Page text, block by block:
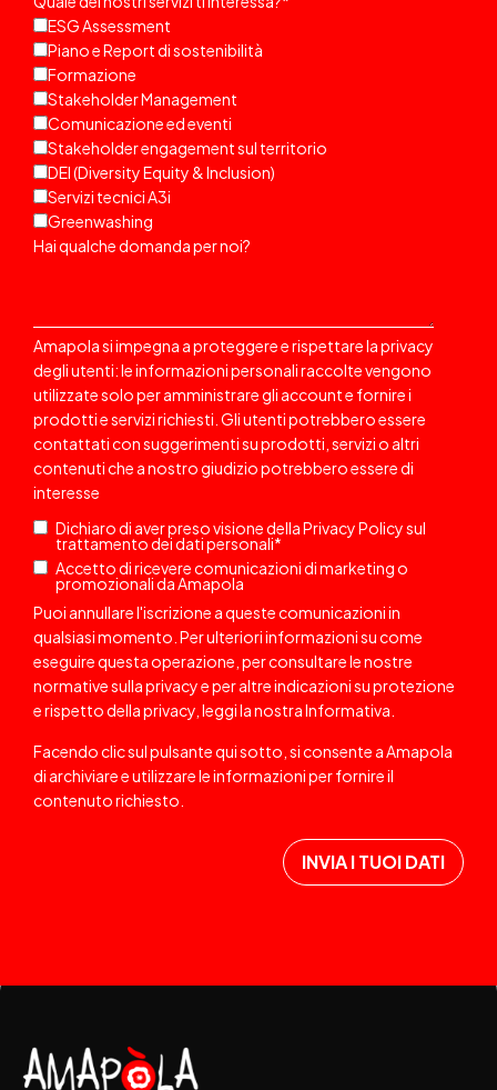
ESG Assessment
Piano e Report di sostenibilità
Formazione
Stakeholder Management
Comunicazione ed eventi
Stakeholder engagement sul territorio
DEI (Diversity Equity & Inclusion)
Servizi tecnici A3i
Greenwashing
Hai qualche domanda per noi?
Amapola si impegna a proteggere e rispettare la privacy
degli utenti: le informazioni personali raccolte vengono
utilizzate solo per amministrare gli account e fornire i
prodotti e servizi richiesti. Gli utenti potrebbero essere
contattaticon suggerimenti su prodotti, servizi o altri
contenuti che a nostro giudizio potrebbero essere di
interesse
Dichiaro di aver preso visione dellaPrivacy Policysul
trattamento dei dati personali*
Accetto di ricevere comunicazioni di marketing o
promozionali da Amapola
Puoi annullare l'iscrizione a queste comunicazioni in
qualsiasi momento. Per ulteriori informazioni su come
eseguire questa operazione, per consultare le nostre
normative sulla privacy e per altre indicazioni su protezione
e rispetto della privacy, leggi la nostraInformativa
Facendo clic sul pulsante qui sotto, si consente a Amapola
di archiviare e utilizzare le informazioni per fornire il
contenuto richiesto.